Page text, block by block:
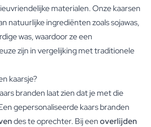
materialen. Onze kaarsen
natuurlijke ingrediënten zoals sojawas,
was, waardoor ze een
zijn in vergelijking met traditionele
kaarsje?
branden laat zien dat je met die
gepersonaliseerde kaars branden
des te oprechter. Bij eenoverlijden